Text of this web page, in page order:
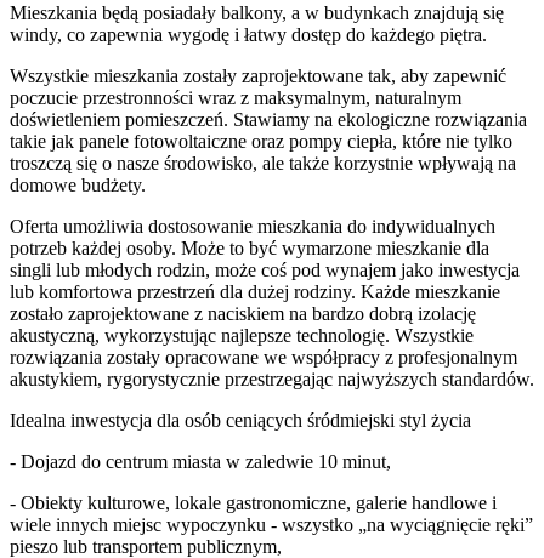
Mieszkania będą posiadały balkony, a w budynkach znajdują się
windy, co zapewnia wygodę i łatwy dostęp do każdego piętra.
Wszystkie mieszkania zostały zaprojektowane tak, aby zapewnić
poczucie przestronności wraz z maksymalnym, naturalnym
doświetleniem pomieszczeń. Stawiamy na ekologiczne rozwiązania
takie jak panele fotowoltaiczne oraz pompy ciepła, które nie tylko
troszczą się o nasze środowisko, ale także korzystnie wpływają na
domowe budżety.
Oferta umożliwia dostosowanie mieszkania do indywidualnych
potrzeb każdej osoby. Może to być wymarzone mieszkanie dla
singli lub młodych rodzin, może coś pod wynajem jako inwestycja
lub komfortowa przestrzeń dla dużej rodziny. Każde mieszkanie
zostało zaprojektowane z naciskiem na bardzo dobrą izolację
akustyczną, wykorzystując najlepsze technologię. Wszystkie
rozwiązania zostały opracowane we współpracy z profesjonalnym
akustykiem, rygorystycznie przestrzegając najwyższych standardów.
Idealna inwestycja dla osób ceniących śródmiejski styl życia
- Dojazd do centrum miasta w zaledwie 10 minut,
- Obiekty kulturowe, lokale gastronomiczne, galerie handlowe i
wiele innych miejsc wypoczynku - wszystko „na wyciągnięcie ręki”
pieszo lub transportem publicznym,